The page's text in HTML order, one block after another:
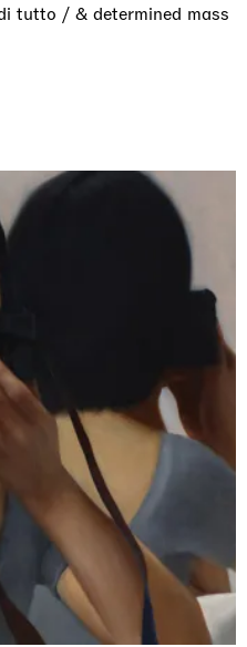
tutto / & determined mass